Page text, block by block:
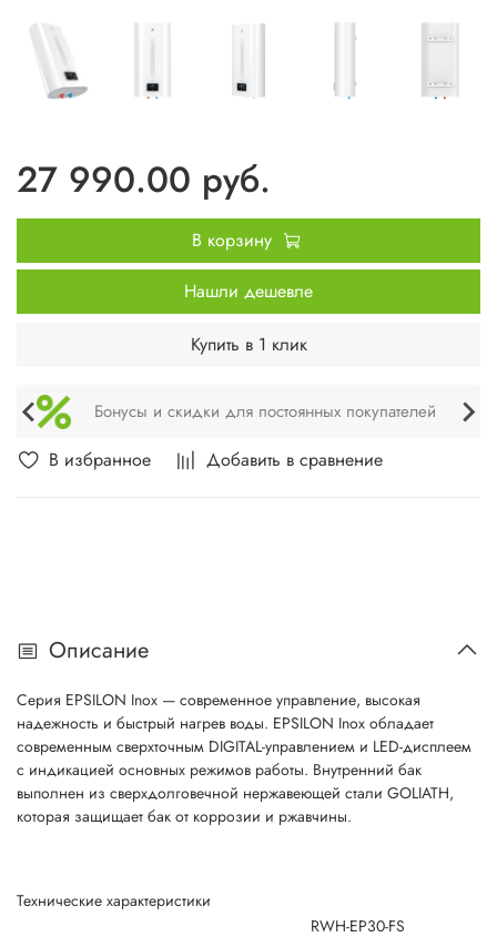
В избранное Добавить в сравнение
27 990.00 руб.
В корзину
Нашли дешевле
Купить в 1 клик
Бонусы и скидки для постоянных покупателей
Описание
Серия EPSILON Inox — современное управление, высокая
надежность и быстрый нагрев воды. EPSILON Inox обладает
современным сверхточным DIGITAL-управлением и LED-дисплеем
с индикацией основных режимов работы. Внутренний бак
выполнен из сверхдолговечной нержавеющей стали GOLIATH,
которая защищает бак от коррозии и ржавчины.
Технические характеристики
RWH-EP30-FS